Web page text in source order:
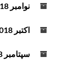
نوامبر 2018
اکتبر 2018
سپتامبر 2018